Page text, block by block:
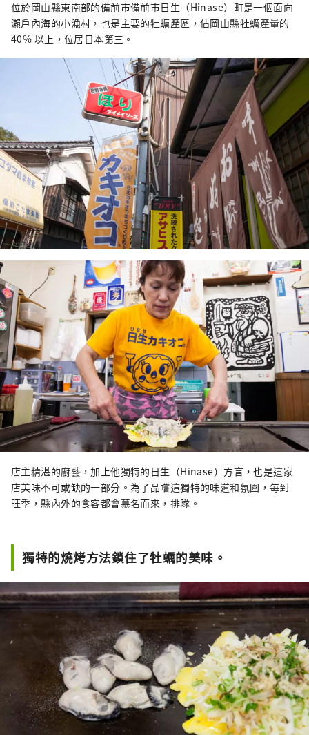
位於岡山縣東南部的備前市備前市日生（Hinase）町是一個面向
瀨戶內海的小漁村，也是主要的牡蠣產區，佔岡山縣牡蠣產量的
40% 以上，位居日本第三。
店主精湛的廚藝，加上他獨特的日生（Hinase）方言，也是這家
店美味不可或缺的一部分。為了品嚐這獨特的味道和氛圍，每到
旺季，縣內外的食客都會慕名而來，排隊。
獨特的燒烤方法鎖住了牡蠣的美味。